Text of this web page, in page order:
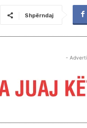
Shpërndaj
-